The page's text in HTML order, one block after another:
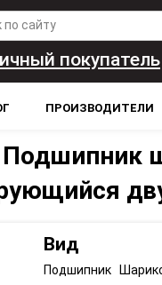
покупатель
ПРОИЗВОДИТЕЛИ
Подшипник
Вид
Подшипник